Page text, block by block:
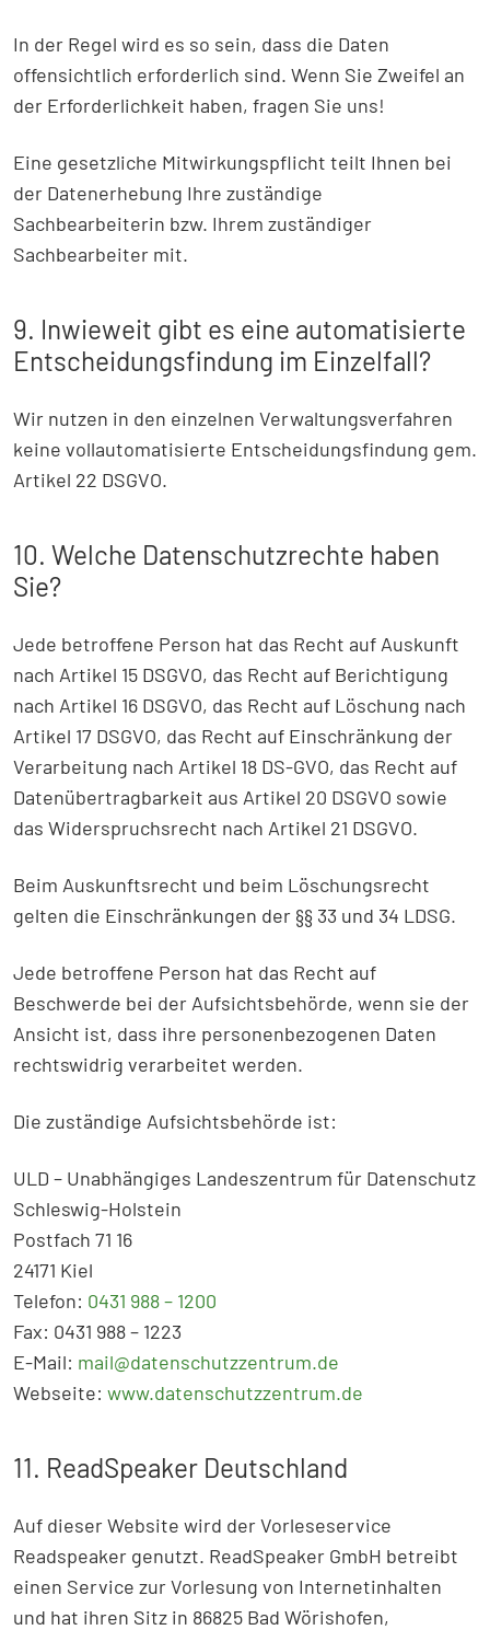
In der Regel wird es so sein, dass die Daten
offensichtlich erforderlich sind. Wenn Sie Zweifel an
der Erforderlichkeit haben, fragen Sie uns!
Eine gesetzliche Mitwirkungspflicht teilt Ihnen bei
der Datenerhebung Ihre zuständige
Sachbearbeiterin bzw. Ihrem zuständiger
Sachbearbeiter mit.
9. Inwieweit gibt es eine automatisierte
Entscheidungsfindung im Einzelfall?
Wir nutzen in den einzelnen Verwaltungsverfahren
keine vollautomatisierte Entscheidungsfindung gem.
Artikel 22 DSGVO.
10. Welche Datenschutzrechte haben
Sie?
Jede betroffene Person hat das Recht auf Auskunft
nach Artikel 15 DSGVO, das Recht auf Berichtigung
nach Artikel 16 DSGVO, das Recht auf Löschung nach
Artikel 17 DSGVO, das Recht auf Einschränkung der
Verarbeitung nach Artikel 18 DS-GVO, das Recht auf
Datenübertragbarkeit aus Artikel 20 DSGVO sowie
das Widerspruchsrecht nach Artikel 21 DSGVO.
Beim Auskunftsrecht und beim Löschungsrecht
gelten die Einschränkungen der §§ 33 und 34 LDSG.
Jede betroffene Person hat das Recht auf
Beschwerde bei der Aufsichtsbehörde, wenn sie der
Ansicht ist, dass ihre personenbezogenen Daten
rechtswidrig verarbeitet werden.
Die zuständige Aufsichtsbehörde ist:
ULD – Unabhängiges Landeszentrum für Datenschutz
Schleswig-Holstein
Postfach 71 16
24171 Kiel
Telefon: 0431 988 – 1200
Fax: 0431 988 – 1223
E-Mail: mail@datenschutzzentrum.de
Webseite: www.datenschutzzentrum.de
11. ReadSpeaker Deutschland
Auf dieser Website wird der Vorleseservice
Readspeaker genutzt. ReadSpeaker GmbH betreibt
einen Service zur Vorlesung von Internetinhalten
und hat ihren Sitz in 86825 Bad Wörishofen,